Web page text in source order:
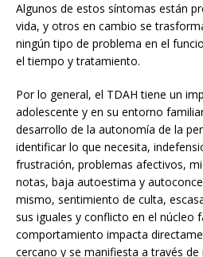
Algunos de estos síntomas están
vida, y otros en cambio se
ningún tipo de problema en el
el tiempo y tratamiento.
Por lo general, el TDAH tiene un
adolescente y en su entorno
desarrollo de la autonomía de la
identificar lo que necesita,
frustración, problemas afectivos,
notas, baja autoestima y
mismo, sentimiento de culta,
sus iguales y conflicto en el núcleo
comportamiento impacta
cercano y se manifiesta a través de